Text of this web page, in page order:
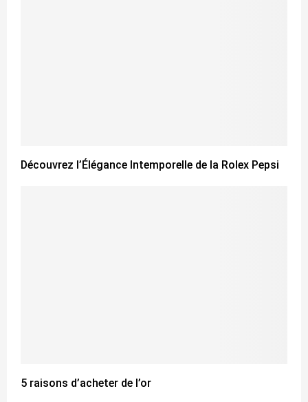
Découvrez l’Élégance Intemporelle de la Rolex Pepsi
5 raisons d’acheter de l’or